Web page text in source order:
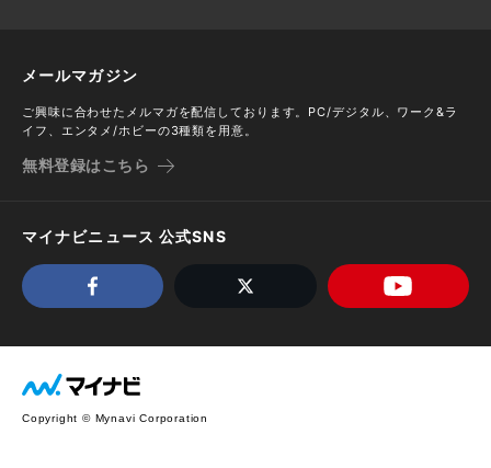
メールマガジン
ご興味に合わせたメルマガを配信しております。PC/デジタル、ワーク&ラ
イフ、エンタメ/ホビーの3種類を用意。
無料登録はこちら
マイナビニュース 公式SNS
Copyright © Mynavi Corporation